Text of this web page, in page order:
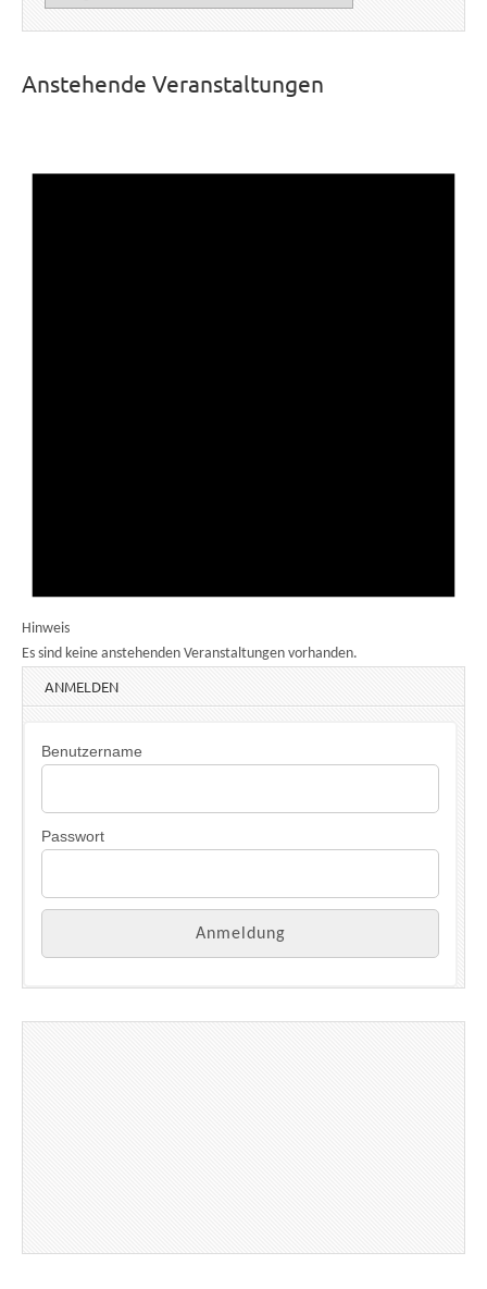
Anstehende Veranstaltungen
Hinweis
Es sind keine anstehenden Veranstaltungen vorhanden.
ANMELDEN
Benutzername
Passwort